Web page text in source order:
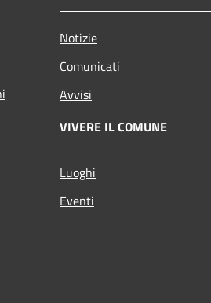
Notizie
Comunicati
Avvisi
VIVERE IL COMUNE
Luoghi
Eventi